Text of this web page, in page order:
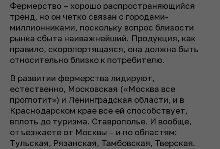
Фермерство – хорошо распространяющийся
тренд, но он четко связан с городами-
миллионниками, поскольку вопрос близости
рынка сбыта наиважнейший. Продукция, как
правило, скоропортящаяся, она должна быть
относительно близко к потребителю.
В развитии фермерства лидируют,
естественно, Московская («Москва все
проглотит») и Ленинградская области, и в
Краснодарском крае все ей способствует,
вплоть до туризма. Ставрополье. И вообще,
отъезжаете от Москвы – и по областям:
Тульская, Рязанская, Тамбовская, Тверская.